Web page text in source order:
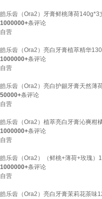
皓乐齿（Ora2）牙膏鲜桃薄荷140g*3
1000000+条评论
自营
皓乐齿（Ora2）亮白牙膏植萃精华
1000000+条评论
自营
皓乐齿（Ora2）亮白护龈牙膏天然薄
50000+条评论
自营
皓乐齿（Ora2）植萃亮白牙膏沁爽柑
1000000+条评论
自营
皓乐齿（Ora2）（鲜桃+薄荷+玫瑰
1000000+条评论
自营
皓乐齿（Ora2）亮白牙膏茉莉花茶味